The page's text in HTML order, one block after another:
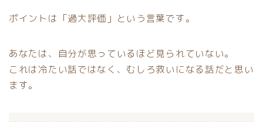
ポイントは「過大評価」という言葉です。
あなたは、自分が思っているほど見られていない。
これは冷たい話ではなく、むしろ救いになる話だと思い
ます。